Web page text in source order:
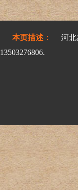
本页描述：
河
13503276806.